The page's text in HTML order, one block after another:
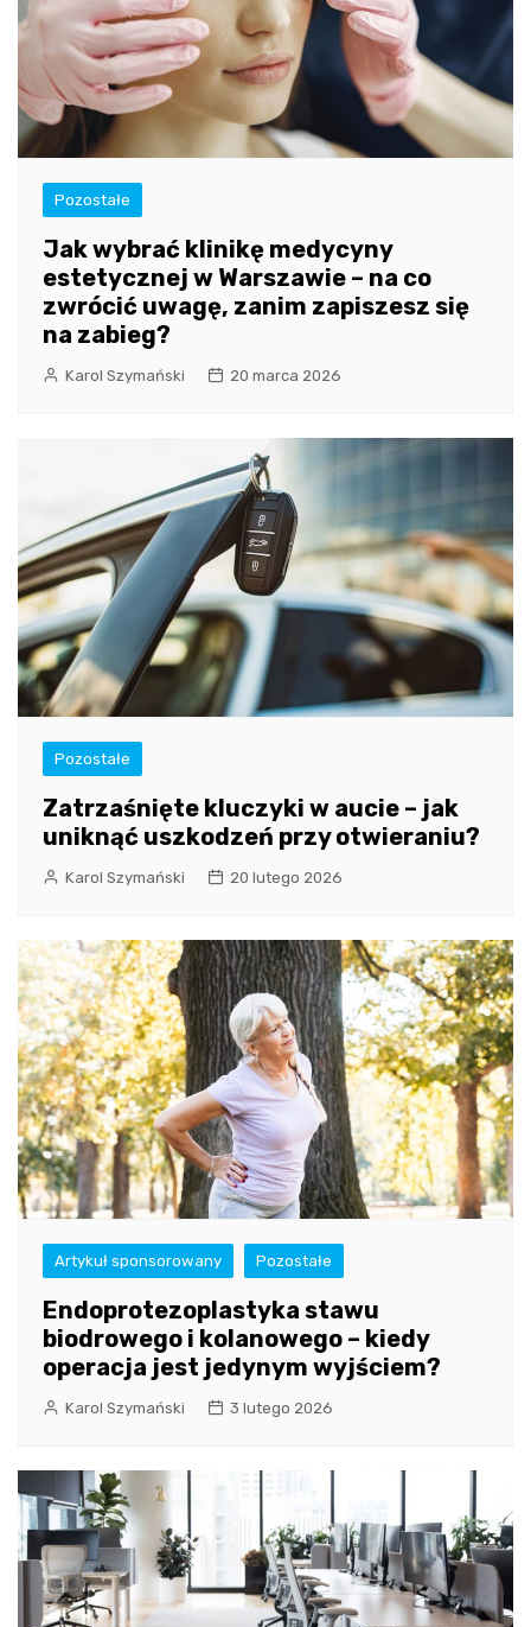
Pozostałe
Jak wybrać klinikę medycyny
estetycznej w Warszawie – na co
zwrócić uwagę, zanim zapiszesz się
na zabieg?
Karol Szymański 20 marca 2026
Pozostałe
Zatrzaśnięte kluczyki w aucie – jak
uniknąć uszkodzeń przy otwieraniu?
Karol Szymański 20 lutego 2026
Artykuł sponsorowany Pozostałe
Endoprotezoplastyka stawu
biodrowego i kolanowego – kiedy
operacja jest jedynym wyjściem?
Karol Szymański 3 lutego 2026